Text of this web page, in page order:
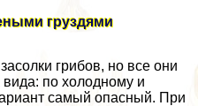
груздями
грибов, но все они
по холодному и
самый опасный. При